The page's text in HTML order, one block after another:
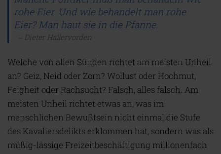
rohe Eier. Und wie behandelt man rohe
Eier? Man haut sie in die Pfanne.
Dieter Hallervorden
Welche von allen Sünden richtet am meisten Unheil
an? Geiz, Neid oder Zorn? Wollust oder Hochmut,
Feigheit oder Rachsucht? Falsch, alles falsch. Am
meisten Unheil richtet etwas an, was im
menschlichen Bewußtsein nicht einmal die Stufe
des Kavaliersdelikts erklommen hat, sondern was als
müßig-lässige Freizeitbeschäftigung millionenfach